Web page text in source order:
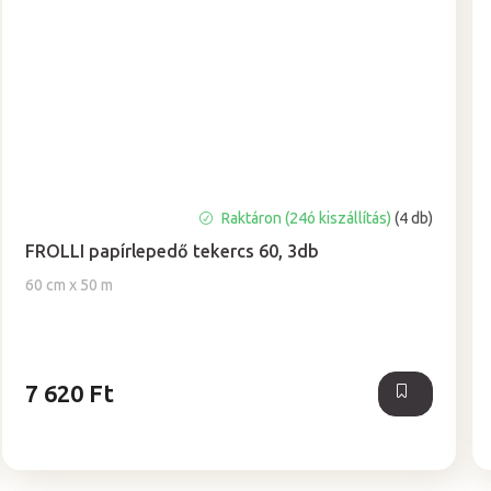
FROLLI papírlepedő tekercs 60, 3db
60 cm x 50 m
átlagos
értékelése
Raktáron (24ó kiszállítás) (4 db)
7 620 Ft